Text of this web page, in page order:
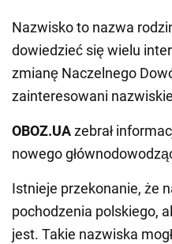
Nazwisko to nazwa
dowiedzieć się wielu
zmianę Naczelnego
zainteresowani
OBOZ.UAzebrał
nowego
Istnieje przekonanie, że
pochodzenia polskiego,
jest. Takie nazwiska